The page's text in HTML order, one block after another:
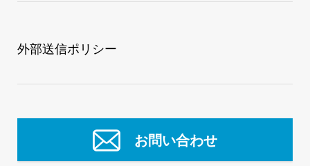
Cisco Umbrella+Meraki
セキュリティ強化
外部送信ポリシー
お問い合わせ